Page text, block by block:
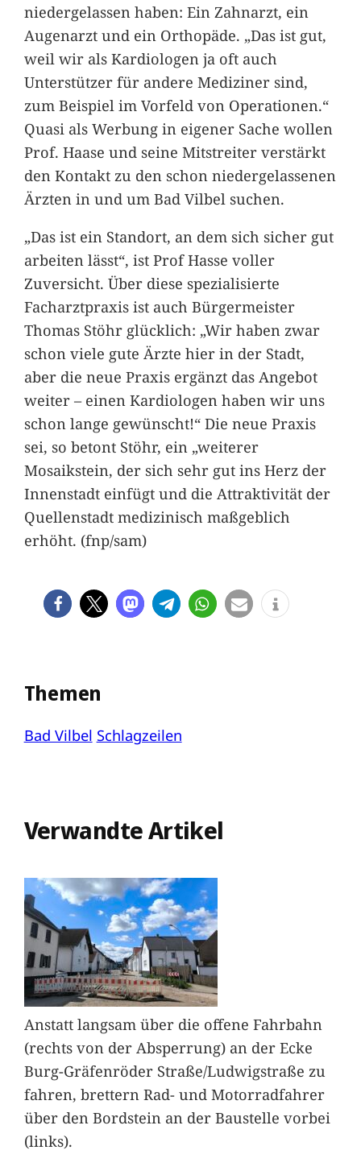
niedergelassen haben: Ein Zahnarzt, ein
Augenarzt und ein Orthopäde. „Das ist gut,
weil wir als Kardiologen ja oft auch
Unterstützer für andere Mediziner sind,
zum Beispiel im Vorfeld von Operationen.“
Quasi als Werbung in eigener Sache wollen
Prof. Haase und seine Mitstreiter verstärkt
den Kontakt zu den schon niedergelassenen
Ärzten in und um Bad Vilbel suchen.
„Das ist ein Standort, an dem sich sicher gut
arbeiten lässt“, ist Prof Hasse voller
Zuversicht. Über diese spezialisierte
Facharztpraxis ist auch Bürgermeister
Thomas Stöhr glücklich: „Wir haben zwar
schon viele gute Ärzte hier in der Stadt,
aber die neue Praxis ergänzt das Angebot
weiter – einen Kardiologen haben wir uns
schon lange gewünscht!“ Die neue Praxis
sei, so betont Stöhr, ein „weiterer
Mosaikstein, der sich sehr gut ins Herz der
Innenstadt einfügt und die Attraktivität der
Quellenstadt medizinisch maßgeblich
erhöht. (fnp/sam)
Themen
Bad Vilbel Schlagzeilen
Verwandte Artikel
Anstatt langsam über die offene Fahrbahn
(rechts von der Absperrung) an der Ecke
Burg-Gräfenröder Straße/Ludwigstraße zu
fahren, brettern Rad- und Motorradfahrer
über den Bordstein an der Baustelle vorbei
(links).